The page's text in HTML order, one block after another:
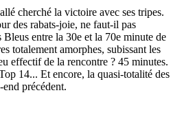
cherché la victoire avec ses tripes.
des rabats-joie, ne faut-il pas
entre la 30e et la 70e minute de
totalement amorphes, subissant les
effectif de la rencontre ? 45 minutes.
14... Et encore, la quasi-totalité des
précédent.